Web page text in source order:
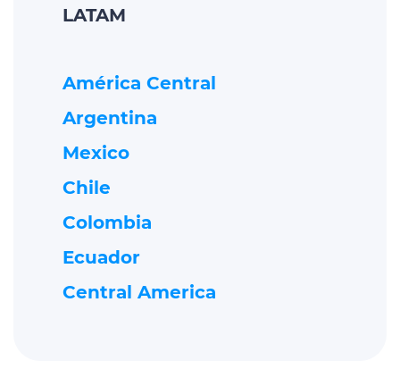
LATAM
América Central
Argentina
Mexico
Chile
Colombia
Ecuador
Central America